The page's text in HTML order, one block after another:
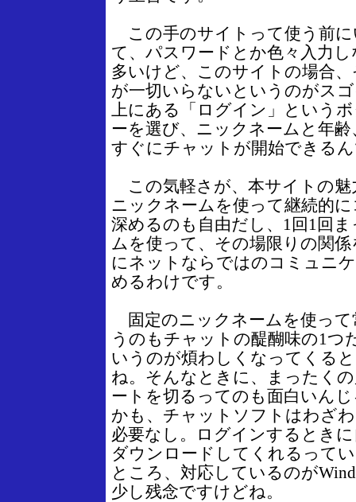
この手のサイトって使う前に
て、パスワードとか色々入力
多いけど、このサイトの場合
が一切いらないというのがス
上にある「ログイン」という
ーを選び、ニックネームと年
すぐにチャットが開始できる
この気軽さが、本サイトの魅
ニックネームを使って継続的
深めるのも自由だし、1回1回
ムを使って、その場限りの関
にネットならではのコミュニ
めるわけです。
固定のニックネームを使っ
うのもチャットの醍醐味の1つ
いうのが煩わしくなってくる
ね。そんなときに、まったく
ートを切るってのも面白いん
かも、チャットソフトはわざ
必要なし。ログインするとき
ダウンロードしてくれるって
ところ、対応しているのが
少し残念ですけどね。